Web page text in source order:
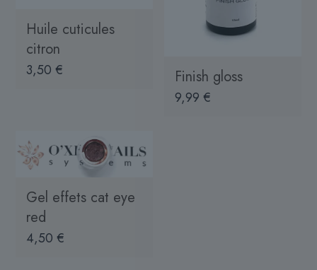
Huile cuticules
citron
3,50€ Finish gloss
9,99€
Gel effets cat eye
red
4,50€